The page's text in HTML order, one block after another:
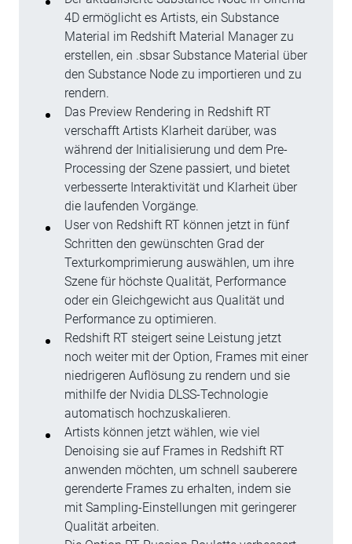
4D ermöglicht es Artists, ein Substance
Material im Redshift Material Manager zu
erstellen, ein .sbsar Substance Material über
den Substance Node zu importieren und zu
rendern.
Das Preview Rendering in Redshift RT
verschafft Artists Klarheit darüber, was
während der Initialisierung und dem Pre-
Processing der Szene passiert, und bietet
verbesserte Interaktivität und Klarheit über
die laufenden Vorgänge.
User von Redshift RT können jetzt in fünf
Schritten den gewünschten Grad der
Texturkomprimierung auswählen, um ihre
Szene für höchste Qualität, Performance
oder ein Gleichgewicht aus Qualität und
Performance zu optimieren.
Redshift RT steigert seine Leistung jetzt
noch weiter mit der Option, Frames mit einer
niedrigeren Auflösung zu rendern und sie
mithilfe der Nvidia DLSS-Technologie
automatisch hochzuskalieren.
Artists können jetzt wählen, wie viel
Denoising sie auf Frames in Redshift RT
anwenden möchten, um schnell sauberere
gerenderte Frames zu erhalten, indem sie
mit Sampling-Einstellungen mit geringerer
Qualität arbeiten.